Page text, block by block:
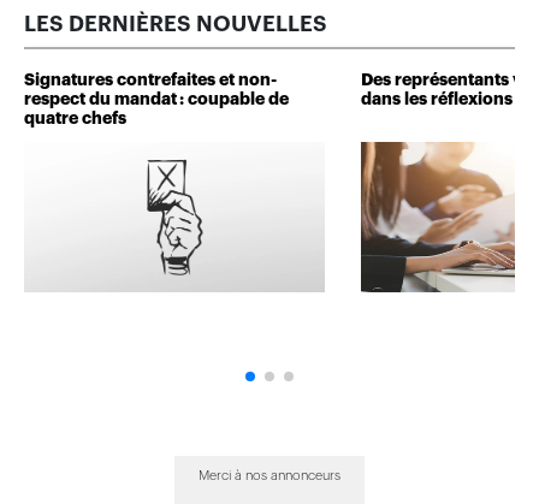
LES DERNIÈRES NOUVELLES
Signatures contrefaites et non-
respect du mandat : coupable de
quatre chefs
Des représentants
dans les réflexions de
Merci à nos annonceurs